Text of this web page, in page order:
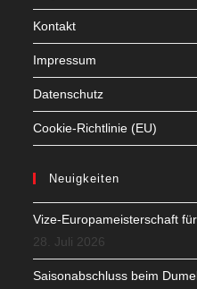
Kontakt
Impressum
Datenschutz
Cookie-Richtlinie (EU)
Neuigkeiten
Vize-Europameisterschaft
28. Juli 2026
Saisonabschluss beim